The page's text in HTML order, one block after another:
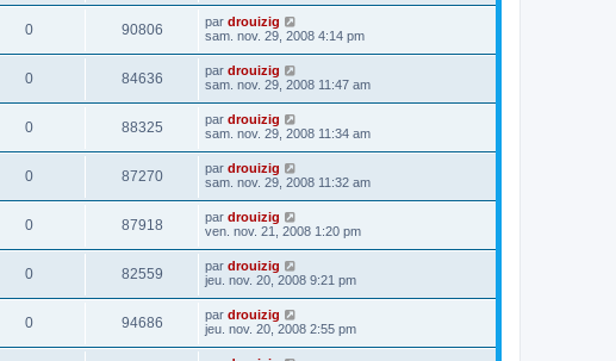
0 90806 par drouizig
sam. nov. 29, 2008 4:14 pm
0 84636 par drouizig
sam. nov. 29, 2008 11:47 am
0 88325 par drouizig
sam. nov. 29, 2008 11:34 am
0 87270 par drouizig
sam. nov. 29, 2008 11:32 am
0 87918 par drouizig
ven. nov. 21, 2008 1:20 pm
0 82559 par drouizig
jeu. nov. 20, 2008 9:21 pm
0 94686 par drouizig
jeu. nov. 20, 2008 2:55 pm